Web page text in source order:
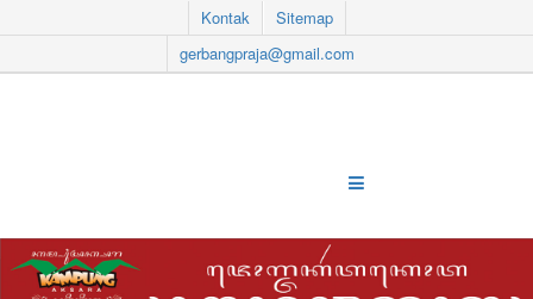
Kontak
Sitemap
gerbangpraja@gmail.com